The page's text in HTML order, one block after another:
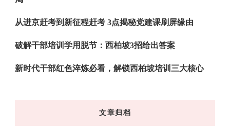
从进京赶考到新征程赶考 3点揭秘党建课刷屏缘由
破解干部培训学用脱节：西柏坡3招给出答案
新时代干部红色淬炼必看，解锁西柏坡培训三大核心
文章归档